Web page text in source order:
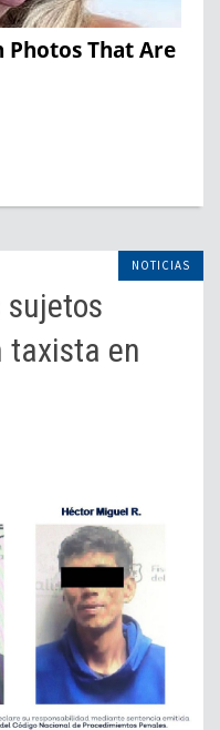
Photos That Are
NOTICIAS
sujetos
taxista en